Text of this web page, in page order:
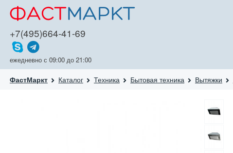
+7(495)664-41-69
ежедневно с 09:00 до 21:00
ФастМаркт Каталог Техника Бытовая техника Вытяжки